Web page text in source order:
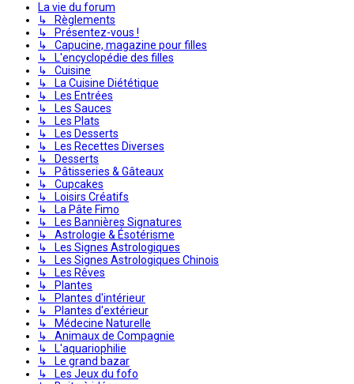
La vie du forum
↳ Règlements
↳ Présentez-vous !
↳ Capucine, magazine pour filles
↳ L'encyclopédie des filles
↳ Cuisine
↳ La Cuisine Diététique
↳ Les Entrées
↳ Les Sauces
↳ Les Plats
↳ Les Desserts
↳ Les Recettes Diverses
↳ Desserts
↳ Pâtisseries & Gâteaux
↳ Cupcakes
↳ Loisirs Créatifs
↳ La Pâte Fimo
↳ Les Bannières Signatures
↳ Astrologie & Ésotérisme
↳ Les Signes Astrologiques
↳ Les Signes Astrologiques Chinois
↳ Les Rêves
↳ Plantes
↳ Plantes d'intérieur
↳ Plantes d'extérieur
↳ Médecine Naturelle
↳ Animaux de Compagnie
↳ L'aquariophilie
↳ Le grand bazar
↳ Les Jeux du fofo